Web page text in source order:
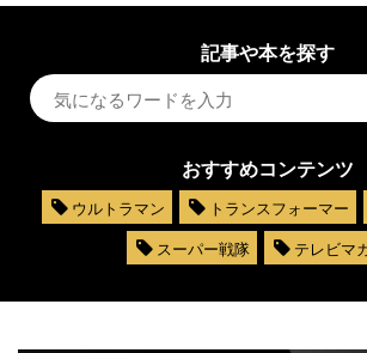
記事や本を探す
おすすめコンテンツ
ウルトラマン トランスフォーマー
スーパー戦隊
テレビマ